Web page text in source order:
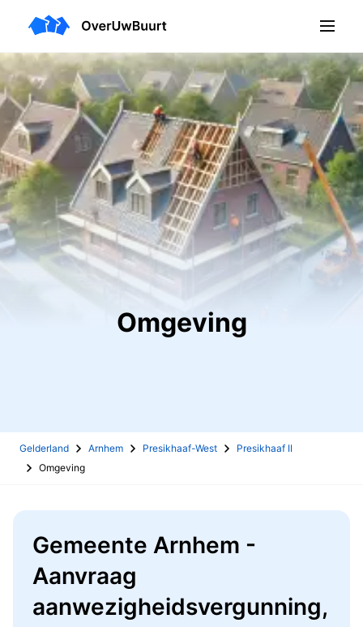
Omgeving
Gelderland Arnhem Presikhaaf-West
Presikhaaf II
Omgeving
Gemeente Arnhem -
Aanvraag
aanwezigheidsvergunning,